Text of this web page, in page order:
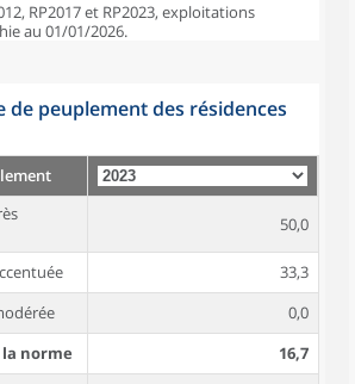
RP2017 et RP2023, exploitations
au 01/01/2026.
de peuplement des résidences
50,0
33,3
0,0
norme
16,7